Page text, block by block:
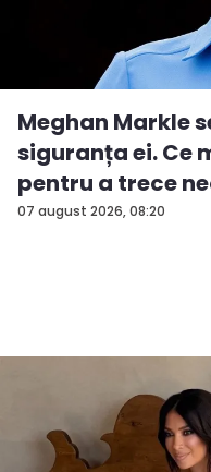
07 august 2026, 08:20
Meghan Markle
siguranța ei. Ce
pentru a trece